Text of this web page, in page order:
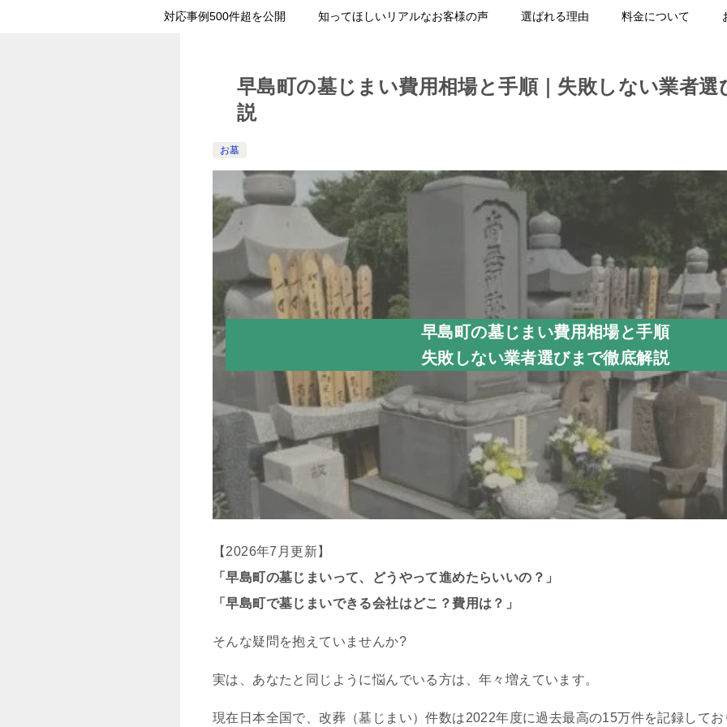
対応事例500件超を公開 知ってほしいリアルなお客様の声 選ばれる理由 料金について
早島町の墓じまい費用相場と手順｜失敗しない業者選
説
お墓
早島町の墓じまい費用相場と手順
失敗しない業者選びまで徹底解説
【2026年7月更新】
「早島町の墓じまいって、どうやって進めたらいいの？」
「早島町で墓じまいできる会社はどこ？費用は？」
そんな疑問を抱えていませんか?
実は、あなたと同じように悩んでいる方は、年々増えています。
現在日本全国で、改葬（墓じまい）件数は2022年度に過去最高の15万件を記録してお